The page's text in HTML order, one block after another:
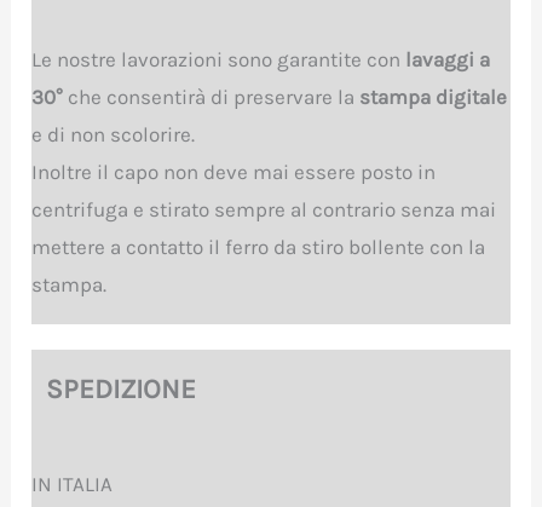
Le nostre lavorazioni sono garantite con lavaggi a
30° che consentirà di preservare la stampa digitale
e di non scolorire.
Inoltre il capo non deve mai essere posto in
centrifuga e stirato sempre al contrario senza mai
mettere a contatto il ferro da stiro bollente con la
stampa.
SPEDIZIONE
IN ITALIA